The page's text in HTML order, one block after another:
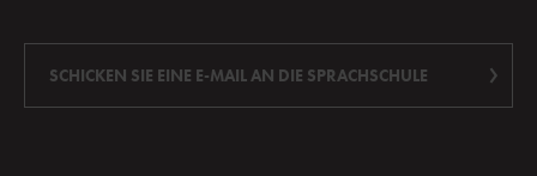
SCHICKEN SIE EINE E-MAIL AN DIE SPRACHSCHULE